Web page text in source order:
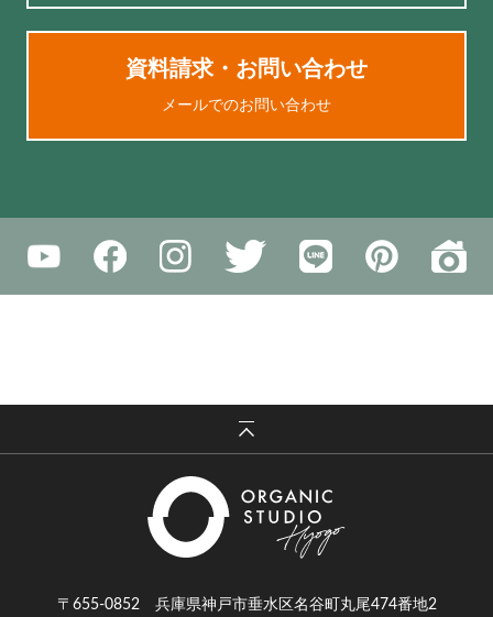
資料請求・お問い合わせ
メールでのお問い合わせ
〒655-0852 兵庫県神戸市垂水区名谷町丸尾474番地2